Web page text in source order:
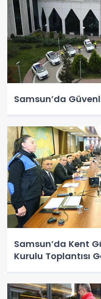
Samsun’da
Samsun’da Kent
Kurulu Toplantısı